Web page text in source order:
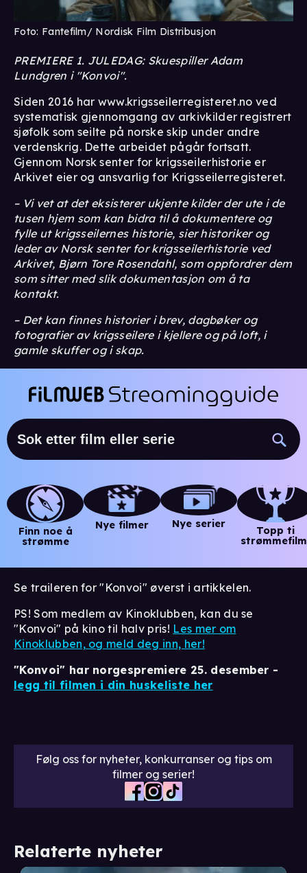
Foto: Fantefilm/ Nordisk Film Distribusjon
PREMIERE 1. JULEDAG: Skuespiller Adam
Lundgren i "Konvoi".
Siden 2016 har www.krigsseilerregisteret.no ved
systematisk gjennomgang av arkivkilder registrert
sjøfolk som seilte på norske skip under andre
verdenskrig. Dette arbeidet pågår fortsatt.
Gjennom Norsk senter for krigsseilerhistorie er
Arkivet eier og ansvarlig for Krigsseilerregisteret.
– Vi vet at det eksisterer ukjente kilder der ute i de
tusen hjem som kan bidra til å dokumentere og
fylle ut krigsseilernes historie, sier historiker og
leder av Norsk senter for krigsseilerhistorie ved
Arkivet, Bjørn Tore Rosendahl, som oppfordrer dem
som sitter med slik dokumentasjon om å ta
kontakt.
– Det kan finnes historier i brev, dagbøker og
fotografier av krigsseilere i kjellere og på loft, i
gamle skuffer og i skap.
Finn noe å
strømme
Nye filmer Nye serier
Topp ti
Se traileren for "Konvoi" øverst i artikkelen.
PS! Som medlem av Kinoklubben, kan du se
"Konvoi" på kino til halv pris! Les mer om
Kinoklubben, og meld deg inn, her!
"Konvoi" har norgespremiere 25. desember -
legg til filmen i din huskeliste her
Følg oss for nyheter, konkurranser og tips om
filmer og serier!
Relaterte nyheter